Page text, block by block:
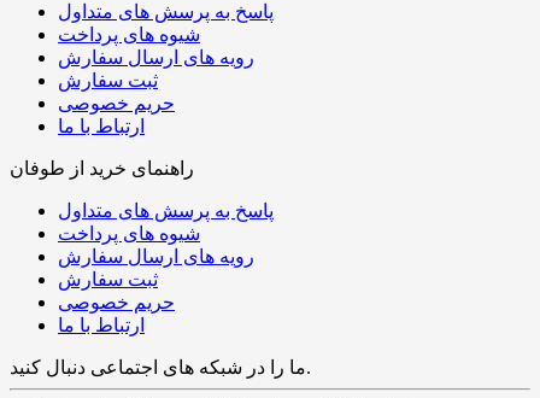
پاسخ به پرسش های متداول
شیوه های پرداخت
رویه های ارسال سفارش
ثبت سفارش
حریم خصوصی
ارتباط با ما
راهنمای خرید از طوفان
پاسخ به پرسش های متداول
شیوه های پرداخت
رویه های ارسال سفارش
ثبت سفارش
حریم خصوصی
ارتباط با ما
ما را در شبکه های اجتماعی دنبال کنید.